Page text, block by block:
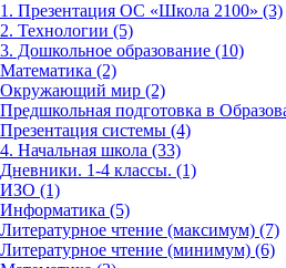
1. Презентация ОС «Школа 2100» (3)
2. Технологии (5)
3. Дошкольное образование (10)
Математика (2)
Окружающий мир (2)
Предшкольная подготовка в
Презентация системы (4)
4. Начальная школа (33)
Дневники. 1-4 классы. (1)
ИЗО (1)
Информатика (5)
Литературное чтение (максимум) (7)
Литературное чтение (минимум) (6)